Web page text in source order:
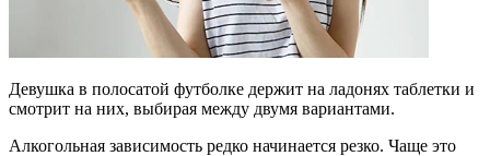
Девушка в полосатой футболке держит на ладонях таблетки и
смотрит на них, выбирая между двумя вариантами.
Алкогольная зависимость редко начинается резко. Чаще это